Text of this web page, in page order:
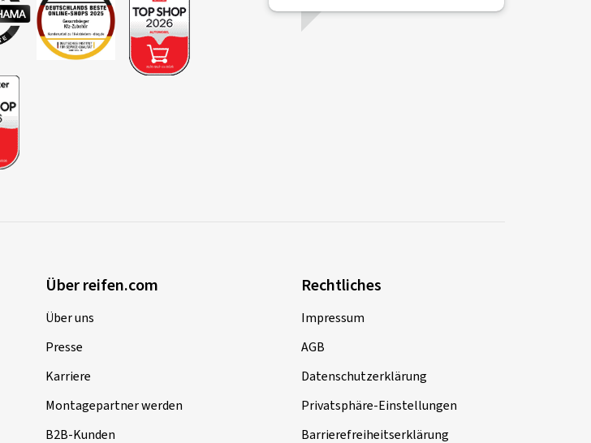
Über reifen.com
Über uns
Presse
Karriere
Montagepartner werden
B2B-Kunden
Rechtliches
Impressum
AGB
Datenschutzerklärung
Privatsphäre-Einstellungen
Barrierefreiheitserklärung